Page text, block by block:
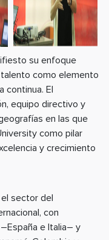
su enfoque
como elemento
continua. El
equipo directivo y
en las que
como pilar
y crecimiento
sector del
con
e Italia– y